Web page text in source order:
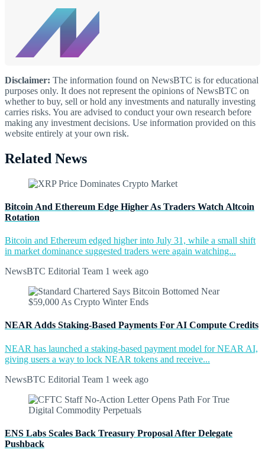
Disclaimer: The information found on NewsBTC is for educational
purposes only. It does not represent the opinions of NewsBTC on
whether to buy, sell or hold any investments and naturally investing
carries risks. You are advised to conduct your own research before
making any investment decisions. Use information provided on this
website entirely at your own risk.
Related News
Bitcoin And Ethereum Edge Higher As Traders Watch Altcoin
Rotation
Bitcoin and Ethereum edged higher into July 31, while a small shift
in market dominance suggested traders were again watching...
NewsBTC Editorial Team 1 week ago
NEAR Adds Staking-Based Payments For AI Compute Credits
NEAR has launched a staking-based payment model for NEAR AI,
giving users a way to lock NEAR tokens and receive...
NewsBTC Editorial Team 1 week ago
ENS Labs Scales Back Treasury Proposal After Delegate
Pushback